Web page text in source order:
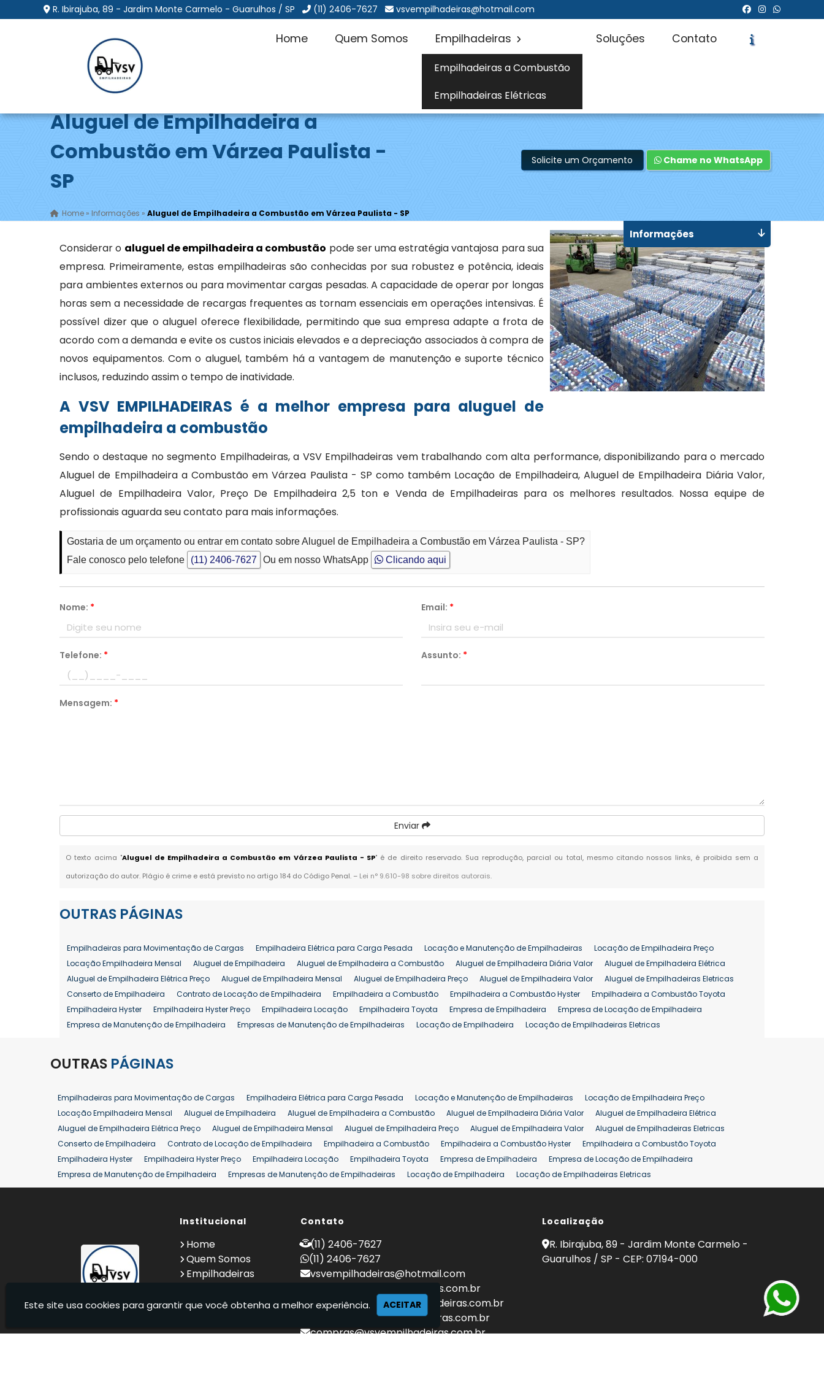
R. Ibirajuba, 89 - Jardim Monte Carmelo - Guarulhos / SP (11) 2406-7627 vsvempilhadeiras@hotmail.com
Home Quem Somos Empilhadeiras
Empilhadeiras a Combustão
Empilhadeiras Elétricas
Soluções Contato
Aluguel de Empilhadeira a
Combustão em Várzea Paulista -
SP
Home »Informações »Aluguel de Empilhadeira a Combustão em Várzea Paulista - SP
Solicite um Orçamento Chame no WhatsApp
Considerar o aluguel de empilhadeira a combustão pode ser uma estratégia vantajosa para sua
empresa. Primeiramente, estas empilhadeiras são conhecidas por sua robustez e potência, ideais
para ambientes externos ou para movimentar cargas pesadas. A capacidade de operar por longas
horas sem a necessidade de recargas frequentes as tornam essenciais em operações intensivas. É
possível dizer que o aluguel oferece flexibilidade, permitindo que sua empresa adapte a frota de
acordo com a demanda e evite os custos iniciais elevados e a depreciação associados à compra de
novos equipamentos. Com o aluguel, também há a vantagem de manutenção e suporte técnico
inclusos, reduzindo assim o tempo de inatividade.
A VSV EMPILHADEIRAS é a melhor empresa para aluguel de
empilhadeira a combustão
Sendo o destaque no segmento Empilhadeiras, a VSV Empilhadeiras vem trabalhando com alta performance, disponibilizando para o mercado
Aluguel de Empilhadeira a Combustão em Várzea Paulista - SP como também Locação de Empilhadeira, Aluguel de Empilhadeira Diária Valor,
Aluguel de Empilhadeira Valor, Preço De Empilhadeira 2,5 ton e Venda de Empilhadeiras para os melhores resultados. Nossa equipe de
profissionais aguarda seu contato para mais informações.
Gostaria de um orçamento ou entrar em contato sobre Aluguel de Empilhadeira a Combustão em Várzea Paulista - SP?
Fale conosco pelo telefone
(11) 2406-7627 Ou em nosso WhatsApp Clicando aqui
Nome: * Email: *
Telefone: * Assunto: *
Mensagem: *
Enviar
O texto acima "Aluguel de Empilhadeira a Combustão em Várzea Paulista - SP" é de direito reservado. Sua reprodução, parcial ou total, mesmo citando nossos links, é proibida sem a
autorização do autor. Plágio é crime e está previsto no artigo 184 do Código Penal. – Lei n° 9.610-98 sobre direitos autorais.
Informações
OUTRAS PÁGINAS
Empilhadeiras para Movimentação de Cargas Empilhadeira Elétrica para Carga Pesada Locação e Manutenção de Empilhadeiras
Locação de Empilhadeira Preço
Locação Empilhadeira Mensal
Aluguel de Empilhadeira Aluguel de Empilhadeira a Combustão Aluguel de Empilhadeira Diária Valor
Aluguel de Empilhadeira Elétrica
Aluguel de Empilhadeira Elétrica Preço
Aluguel de Empilhadeira Mensal Aluguel de Empilhadeira Preço Aluguel de Empilhadeira Valor
Aluguel de Empilhadeiras Eletricas
Conserto de Empilhadeira
Contrato de Locação de Empilhadeira Empilhadeira a Combustão Empilhadeira a Combustão Hyster
Empilhadeira a Combustão Toyota
Empilhadeira Hyster
Empilhadeira Hyster Preço Empilhadeira Locação Empilhadeira Toyota Empresa de Empilhadeira
Empresa de Locação de Empilhadeira
Empresa de Manutenção de Empilhadeira
Empresas de Manutenção de Empilhadeiras Locação de Empilhadeira
Locação de Empilhadeiras Eletricas
Manutenção em Empilhadeiras
Reforma de Empilhadeira
Aluguel de Empilhadeira 25 ton
Locação de Empilhadeira 25 ton Comprar Empilhadeira 25 ton Empilhadeira a Combustão 25 ton
Preço de Empilhadeira 25 ton
Venda Empilhadeiras 25 ton
OUTRAS PÁGINAS
Empilhadeiras para Movimentação de Cargas Empilhadeira Elétrica para Carga Pesada Locação e Manutenção de Empilhadeiras
Locação de Empilhadeira Preço
Locação Empilhadeira Mensal
Aluguel de Empilhadeira Aluguel de Empilhadeira a Combustão Aluguel de Empilhadeira Diária Valor
Aluguel de Empilhadeira Elétrica
Aluguel de Empilhadeira Elétrica Preço
Aluguel de Empilhadeira Mensal Aluguel de Empilhadeira Preço Aluguel de Empilhadeira Valor
Aluguel de Empilhadeiras Eletricas
Conserto de Empilhadeira
Contrato de Locação de Empilhadeira Empilhadeira a Combustão Empilhadeira a Combustão Hyster
Empilhadeira a Combustão Toyota
Empilhadeira Hyster
Empilhadeira Hyster Preço Empilhadeira Locação Empilhadeira Toyota Empresa de Empilhadeira
Empresa de Locação de Empilhadeira
Empresa de Manutenção de Empilhadeira
Empresas de Manutenção de Empilhadeiras Locação de Empilhadeira
Locação de Empilhadeiras Eletricas
Locação Empilhadeira Hyster
Locação Empilhadeira para Hipermercados Locação Empilhadeira para Mercados
Manutenção de Empilhadeiras
Comprar Empilhadeira Comprar Empilhadeira Elétrica Comprar Empilhadeira Hyster
Locação de Empilhadeira 25 ton
Comprar Empilhadeira 25 ton Empilhadeira a Combustão 25 ton Preço de Empilhadeira 25 ton Venda Empilhadeiras 25 ton
Institucional
Home
Quem Somos
Empilhadeiras
Informações
Contato
(11) 2406-7627
(11) 2406-7627
vsvempilhadeiras@hotmail.com
locacao@vsvempilhadeiras.com.br
manutencao@vsvempilhadeiras.com.br
financeiro@vsvempilhadeiras.com.br
compras@vsvempilhadeiras.com.br
Localização
R. Ibirajuba, 89 - Jardim Monte Carmelo -
Guarulhos / SP - CEP: 07194-000
Este site usa cookies para garantir que você obtenha a melhor experiência. ACEITAR